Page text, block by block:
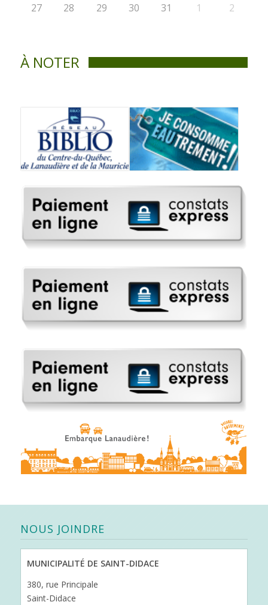
27 28 29 30 31 1 2
À NOTER
NOUS JOINDRE
MUNICIPALITÉ DE SAINT-DIDACE
380, rue Principale
Saint-Didace